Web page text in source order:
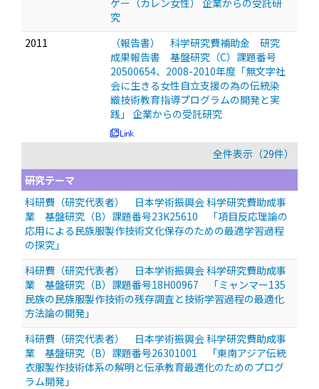
ゲー（カレン女性） 企業からの受託研
究
2011
（報告書） 科学研究費補助金 研究
成果報告書 基盤研究（C）課題番号
20500654、2008-2010年度「無文字社
会に生きる女性自立支援の為の伝統染
織技術教育指導プログラムの開発と実
践」 企業からの受託研究
全件表示（29件）
研究テーマ
科研費（研究代表者） 日本学術振興会 科学研究費助成事
業 基盤研究（B）課題番号23K25610 「項目反応理論の
応用による民族服製作技術文化保存のための最適学習過程
の探究」
科研費（研究代表者） 日本学術振興会 科学研究費助成事
業 基盤研究（B）課題番号18H00967 「ミャンマー135
民族の民族服製作技術の残存調査と技術学習過程の最適化
方法論の開発」
科研費（研究代表者） 日本学術振興会 科学研究費助成事
業 基盤研究（B）課題番号26301001 「東南アジア伝統
衣服製作技術体系の解明と伝承教育最適化のためのプログ
ラム開発」